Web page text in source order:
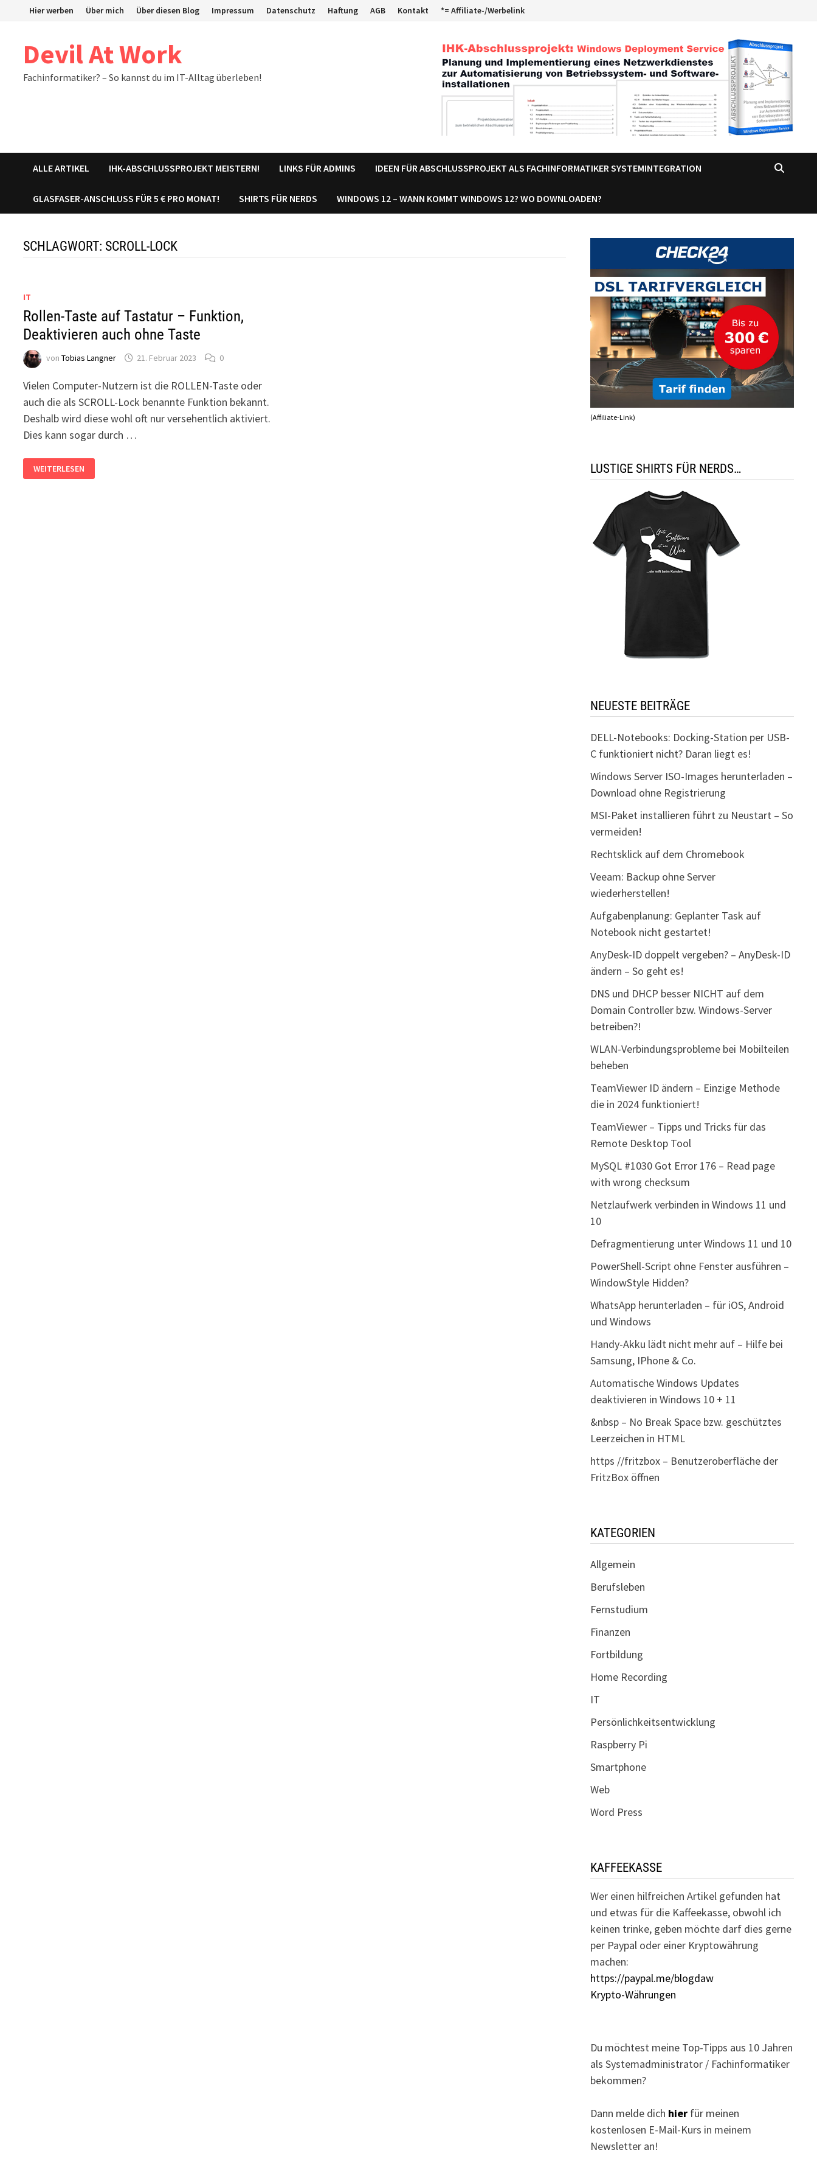
Hier werben Über mich Über diesen Blog Impressum Datenschutz Haftung AGB Kontakt *= Affiliate-/Werbelink
Devil At Work
Fachinformatiker? – So kannst du im IT-Alltag überleben!
ALLE ARTIKEL IHK-ABSCHLUSSPROJEKT MEISTERN! LINKS FÜR ADMINS IDEEN FÜR ABSCHLUSSPROJEKT ALS FACHINFORMATIKER SYSTEMINTEGRATION
GLASFASER-ANSCHLUSS FÜR 5 € PRO MONAT! SHIRTS FÜR NERDS WINDOWS 12 – WANN KOMMT WINDOWS 12? WO DOWNLOADEN?
SCHLAGWORT: SCROLL-LOCK
IT
Rollen-Taste auf Tastatur – Funktion,
Deaktivieren auch ohne Taste
vonTobias Langner 21. Februar 2023 0
Vielen Computer-Nutzern ist die ROLLEN-Taste oder
auch die als SCROLL-Lock benannte Funktion bekannt.
Deshalb wird diese wohl oft nur versehentlich aktiviert.
Dies kann sogar durch …
TASTE
AUF
WEITERLESEN
(Affiliate-Link)
LUSTIGE SHIRTS FÜR NERDS…
NEUESTE BEITRÄGE
DELL-Notebooks: Docking-Station per USB-
C funktioniert nicht? Daran liegt es!
Windows Server ISO-Images herunterladen –
Download ohne Registrierung
MSI-Paket installieren führt zu Neustart – So
vermeiden!
Rechtsklick auf dem Chromebook
Veeam: Backup ohne Server
wiederherstellen!
Aufgabenplanung: Geplanter Task auf
Notebook nicht gestartet!
AnyDesk-ID doppelt vergeben? – AnyDesk-ID
ändern – So geht es!
DNS und DHCP besser NICHT auf dem
Domain Controller bzw. Windows-Server
betreiben?!
WLAN-Verbindungsprobleme bei Mobilteilen
beheben
TeamViewer ID ändern – Einzige Methode
die in 2024 funktioniert!
TeamViewer – Tipps und Tricks für das
Remote Desktop Tool
MySQL #1030 Got Error 176 – Read page
with wrong checksum
Netzlaufwerk verbinden in Windows 11 und
10
Defragmentierung unter Windows 11 und 10
PowerShell-Script ohne Fenster ausführen –
WindowStyle Hidden?
WhatsApp herunterladen – für iOS, Android
und Windows
Handy-Akku lädt nicht mehr auf – Hilfe bei
Samsung, IPhone & Co.
Automatische Windows Updates
deaktivieren in Windows 10 + 11
&nbsp – No Break Space bzw. geschütztes
Leerzeichen in HTML
https //fritzbox – Benutzeroberfläche der
FritzBox öffnen
KATEGORIEN
Allgemein
Berufsleben
Fernstudium
Finanzen
Fortbildung
Home Recording
IT
Persönlichkeitsentwicklung
Raspberry Pi
Smartphone
Web
Word Press
KAFFEEKASSE
Wer einen hilfreichen Artikel gefunden hat
und etwas für die Kaffeekasse, obwohl ich
keinen trinke, geben möchte darf dies gerne
per Paypal oder einer Kryptowährung
machen:
https://paypal.me/blogdaw
Krypto-Währungen
Du möchtest meine Top-Tipps aus 10 Jahren
als Systemadministrator / Fachinformatiker
bekommen?
Dann melde dich hierfür meinen
kostenlosen E-Mail-Kurs in meinem
Newsletter an!